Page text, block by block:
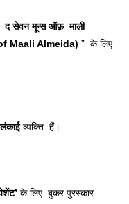
द सेवन मून्स ऑफ़  माली
Maali Almeida) ”  के लिए
व्यक्ति  हैं।
के लिए  बुकर पुरस्कार